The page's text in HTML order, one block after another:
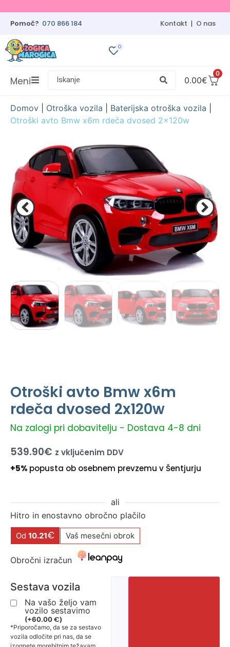
Pomoč? 070 866 184 Kontakt O nas
0
0
0.00€
Iskanje
Meni
Domov Otroška vozila Baterijska otroška vozila
Otroški avto Bmw x6m rdeča dvosed 2x120w
Otroški avto Bmw x6m
rdeča dvosed 2x120w
Na zalogi pri dobavitelju - Dostava 4-8 dni
539.90€ z vključenim DDV
+5% popusta ob osebnem prevzemu v Šentjurju
ali
Hitro in enostavno obročno plačilo
Od 10.21€ Vaš mesečni obrok
Obročni izračun
Sestava vozila
Na vašo željo vam
vozilo sestavimo
(+60.00€)
*Priporočamo, da se za sestavo
vozila odločite pri nas, da se